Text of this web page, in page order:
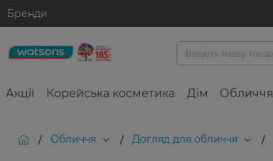
Бренди
Акції Корейська косметика Дім Обличчя
/ Обличчя / Догляд для обличчя /